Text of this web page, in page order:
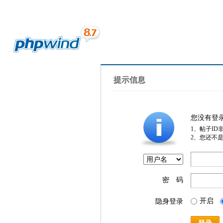
提示信息
您没有登
1、帖子ID
2、您还不
密 码
隐身登录 开启